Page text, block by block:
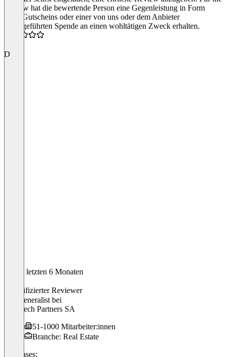
Review hat die bewertende Person eine Gegenleistung in Form
eines Gutscheins oder einer von uns oder dem Anbieter
durchgeführten Spende an einen wohltätigen Zweck erhalten.
D
In den letzten 6 Monaten
Verifizierter Reviewer
HR Generalist bei
PropTech Partners SA
51-1000 Mitarbeiter:innen
Branche: Real Estate
Use cases: